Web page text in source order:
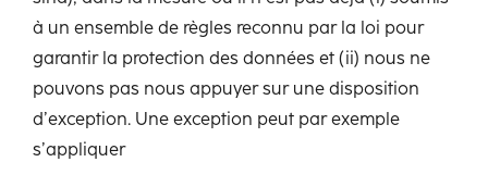
à un ensemble de règles reconnu par la loi pour
garantir la protection des données et (ii) nous ne
pouvons pas nous appuyer sur une disposition
d’exception. Une exception peut par exemple
s’appliquer